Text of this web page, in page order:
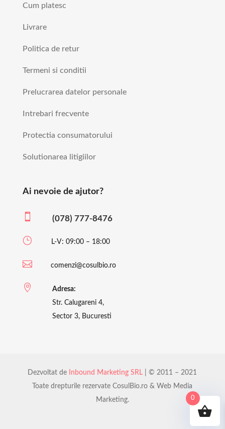
Cum platesc
Livrare
Politica de retur
Termeni si conditii
Prelucrarea datelor personale
Intrebari frecvente
Protectia consumatorului
Solutionarea litigiilor
Ai nevoie de ajutor?
 (078) 777-8476
} L-V: 09:00 – 18:00
 comenzi@cosulbio.ro

Adresa:
Str. Calugareni 4,
Sector 3, Bucuresti
Dezvoltat de Inbound Marketing SRL | © 2011 – 2021
Toate drepturile rezervate CosulBio.ro & Web Media
Marketing.
0